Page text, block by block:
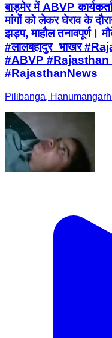
बाड़मेर में ABVP
मांगों को लेकर घेराव के
झड़प, माहौल तनावपूर्ण।
#लालबहादुर_भाखर
#ABVP
#RajasthanNews
Pilibanga,